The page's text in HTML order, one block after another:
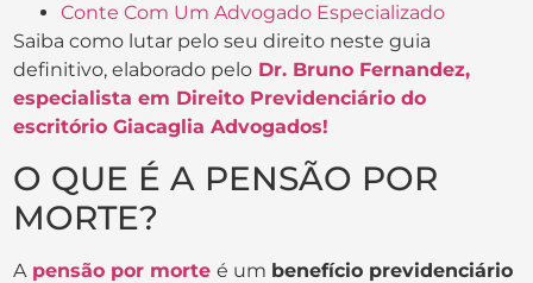
Conte Com Um Advogado Especializado
Saiba como lutar pelo seu direito neste guia
definitivo, elaborado pelo Dr. Bruno Fernandez,
especialista em Direito Previdenciário do
escritório Giacaglia Advogados!
O QUE É A PENSÃO POR
MORTE?
A pensão por morte é um benefício previdenciário